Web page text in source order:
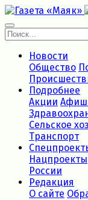
Новости
Общество
Подробнее
Акции
Сельское
Транспорт
Нацпроекты
России
Редакция
О сайте